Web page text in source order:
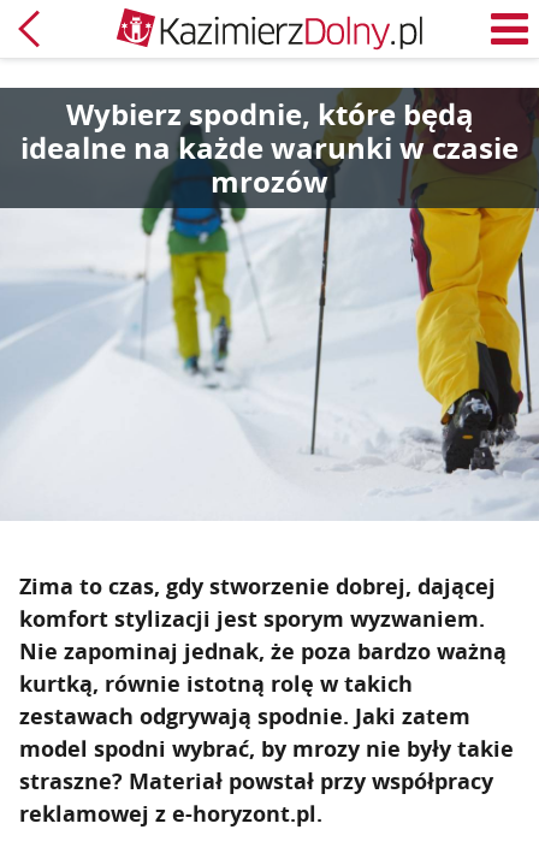
Powrót
Wybierz spodnie, które będą
idealne na każde warunki w czasie
mrozów
Zima to czas, gdy stworzenie dobrej, dającej
komfort stylizacji jest sporym wyzwaniem.
Nie zapominaj jednak, że poza bardzo ważną
kurtką, równie istotną rolę w takich
zestawach odgrywają spodnie. Jaki zatem
model spodni wybrać, by mrozy nie były takie
straszne? Materiał powstał przy współpracy
reklamowej z e-horyzont.pl.